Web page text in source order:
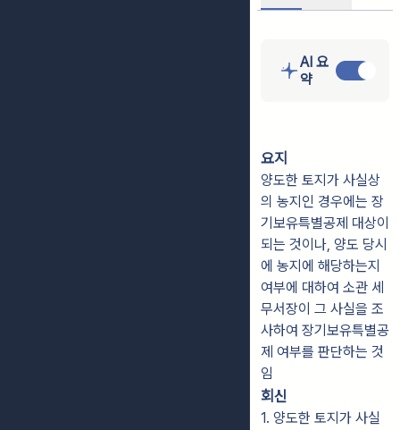
AI 요
약
요지
양도한 토지가 사실상
의 농지인 경우에는 장
기보유특별공제 대상이
되는 것이나, 양도 당시
에 농지에 해당하는지
여부에 대하여 소관 세
무서장이 그 사실을 조
사하여 장기보유특별공
제 여부를 판단하는 것
임
회신
1. 양도한 토지가 사실